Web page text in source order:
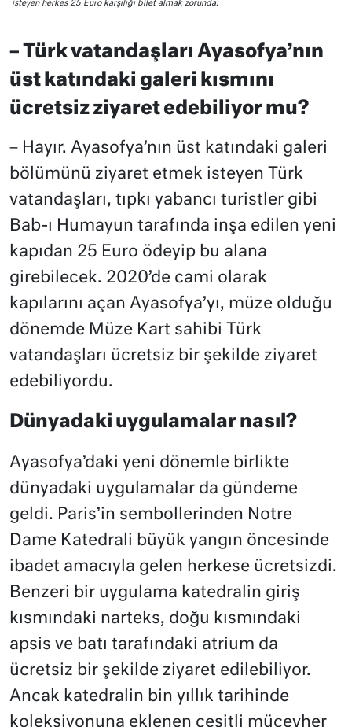
isteyen herkes 25 Euro karşılığı bilet almak zorunda.
– Türk vatandaşları Ayasofya’nın
üst katındaki galeri kısmını
ücretsiz ziyaret edebiliyor mu?
– Hayır. Ayasofya’nın üst katındaki galeri
bölümünü ziyaret etmek isteyen Türk
vatandaşları, tıpkı yabancı turistler gibi
Bab-ı Humayun tarafında inşa edilen yeni
kapıdan 25 Euro ödeyip bu alana
girebilecek. 2020’de cami olarak
kapılarını açan Ayasofya’yı, müze olduğu
dönemde Müze Kart sahibi Türk
vatandaşları ücretsiz bir şekilde ziyaret
edebiliyordu.
Dünyadaki uygulamalar nasıl?
Ayasofya’daki yeni dönemle birlikte
dünyadaki uygulamalar da gündeme
geldi. Paris’in sembollerinden Notre
Dame Katedrali büyük yangın öncesinde
ibadet amacıyla gelen herkese ücretsizdi.
Benzeri bir uygulama katedralin giriş
kısmındaki narteks, doğu kısmındaki
apsis ve batı tarafındaki atrium da
ücretsiz bir şekilde ziyaret edilebiliyor.
Ancak katedralin bin yıllık tarihinde
koleksiyonuna eklenen çeşitli mücevher